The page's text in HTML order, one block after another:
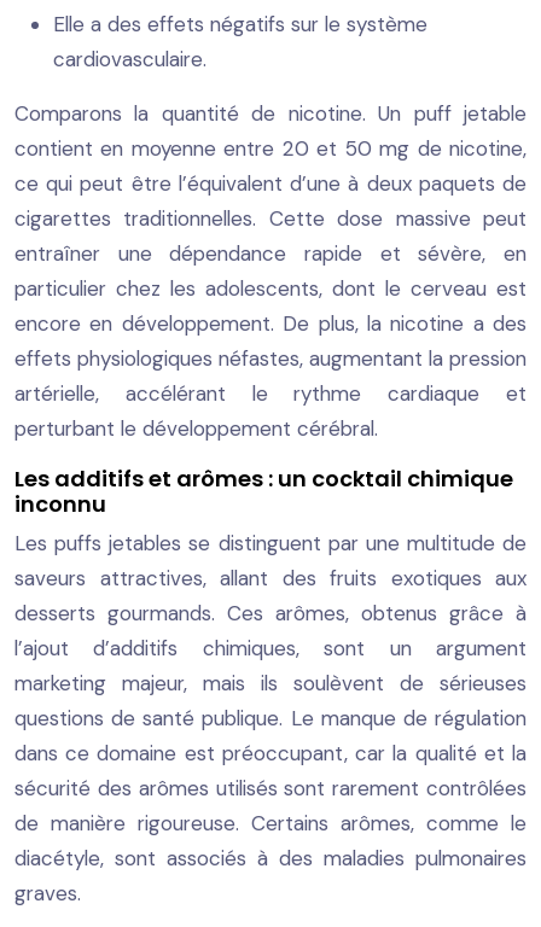
Elle a des effets négatifs sur le système
cardiovasculaire.
Comparons la quantité de nicotine. Un puff jetable
contient en moyenne entre 20 et 50 mg de nicotine,
ce qui peut être l’équivalent d’une à deux paquets de
cigarettes traditionnelles. Cette dose massive peut
entraîner une dépendance rapide et sévère, en
particulier chez les adolescents, dont le cerveau est
encore en développement. De plus, la nicotine a des
effets physiologiques néfastes, augmentant la pression
artérielle, accélérant le rythme cardiaque et
perturbant le développement cérébral.
Les additifs et arômes : un cocktail chimique
inconnu
Les puffs jetables se distinguent par une multitude de
saveurs attractives, allant des fruits exotiques aux
desserts gourmands. Ces arômes, obtenus grâce à
l’ajout d’additifs chimiques, sont un argument
marketing majeur, mais ils soulèvent de sérieuses
questions de santé publique. Le manque de régulation
dans ce domaine est préoccupant, car la qualité et la
sécurité des arômes utilisés sont rarement contrôlées
de manière rigoureuse. Certains arômes, comme le
diacétyle, sont associés à des maladies pulmonaires
graves.